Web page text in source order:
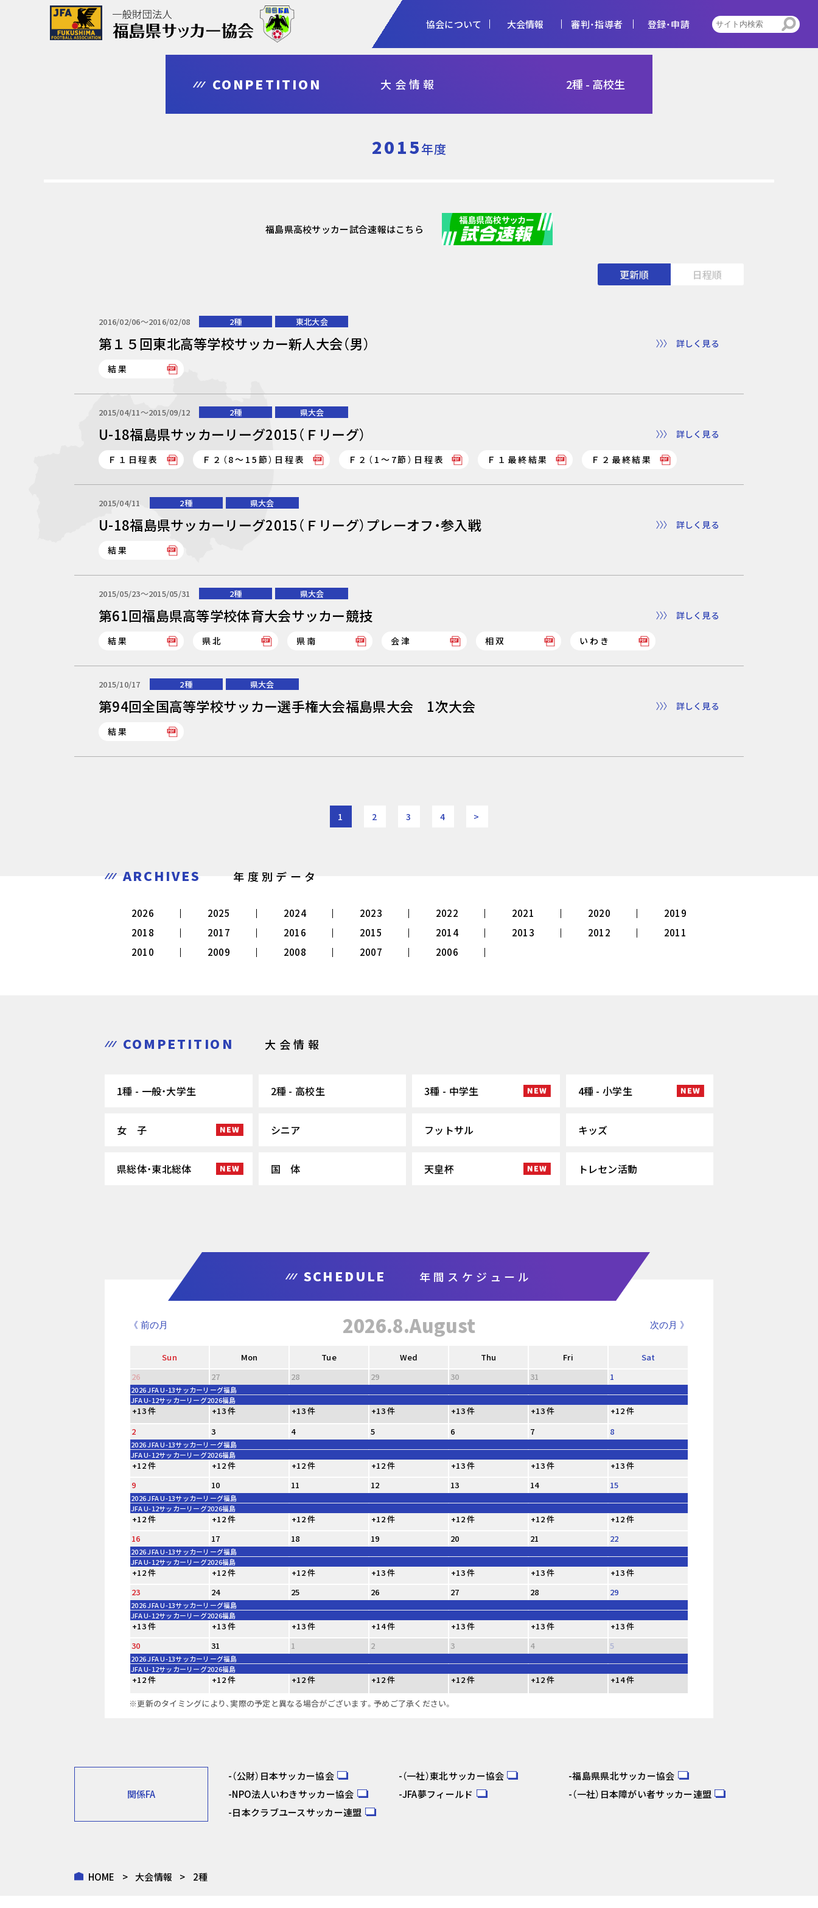
協会について
協会について 協会概要 予算・決算 ビジョン
大会情報
女子
シニア
キッズ
県総体・東北総体
国体 天皇杯 トレセン活動
審判・指導者
審判・指導者 審判 指導者
登録・申請
加盟登録 各種申請
CONPETITION 大会情報 2種 - 高校生
2015年度
福島県高校サッカー試合速報はこちら
更新順 日程順
2016/02/06〜2016/02/08 2種 東北大会
第１５回東北高等学校サッカー新人大会（男） 詳しく見る
結果
2015/04/11〜2015/09/12 2種 県大会
U-18福島県サッカーリーグ2015（Ｆリーグ） 詳しく見る
Ｆ１日程表 Ｆ２（8～15節）日程表 Ｆ２（1～7節）日程表 Ｆ１最終結果 Ｆ２最終結果
2015/04/11 2種 県大会
U-18福島県サッカーリーグ2015（Ｆリーグ）プレーオフ・参入戦 詳しく見る
結果
2015/05/23〜2015/05/31 2種 県大会
第61回福島県高等学校体育大会サッカー競技 詳しく見る
結果 県北 県南 会津 相双 いわき
2015/10/17 2種 県大会
第94回全国高等学校サッカー選手権大会福島県大会 1次大会 詳しく見る
結果
1 2 3 4 >
ARCHIVES 年度別データ
2026 2025 2024 2023 2022 2021 2020
2019
2018
2017 2016 2015 2014 2013 2012
2011
2010
2009 2008 2007 2006
COMPETITION 大会情報
1種 - 一般・大学生 2種 - 高校生 3種 - 中学生 4種 - 小学生
女 子 シニア フットサル キッズ
県総体・東北総体 国 体 天皇杯 トレセン活動
SCHEDULE 年間スケジュール
《 前の月 次の月 》
2026.8.August
Sun Mon Tue Wed Thu Fri
Sat
26
27 28 29 30 31 1
2026 JFA U-13サッカーリーグ福島
JFA U-12サッカーリーグ2026福島
+13 件 +13 件 +13 件 +13 件 +13 件 +13 件
+12 件
2
3 4 5 6 7 8
2026 JFA U-13サッカーリーグ福島
JFA U-12サッカーリーグ2026福島
+12 件 +12 件 +12 件 +12 件 +13 件 +13 件
+13 件
9
10 11 12 13 14 15
2026 JFA U-13サッカーリーグ福島
JFA U-12サッカーリーグ2026福島
+12 件 +12 件 +12 件 +12 件 +12 件 +12 件
+12 件
16
17 18 19 20 21 22
2026 JFA U-13サッカーリーグ福島
JFA U-12サッカーリーグ2026福島
+12 件 +12 件 +12 件 +13 件 +13 件 +13 件
+13 件
23
24 25 26 27 28 29
2026 JFA U-13サッカーリーグ福島
JFA U-12サッカーリーグ2026福島
+13 件 +13 件 +13 件 +14 件 +13 件 +13 件
+13 件
30
31 1 2 3 4 5
2026 JFA U-13サッカーリーグ福島
JFA U-12サッカーリーグ2026福島
+12 件 +12 件 +12 件 +12 件 +12 件 +12 件 +14 件
※更新のタイミングにより、実際の予定と異なる場合がございます。予めご了承ください。
関係FA
（公財）日本サッカー協会 （一社）東北サッカー協会
福島県県北サッカー協会
NPO法人いわきサッカー協会
JFA夢フィールド
（一社）日本障がい者サッカー連盟
日本クラブユースサッカー連盟
HOME 大会情報 2種